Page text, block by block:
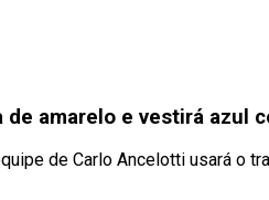
amarelo e vestirá azul
de Carlo Ancelotti usará o